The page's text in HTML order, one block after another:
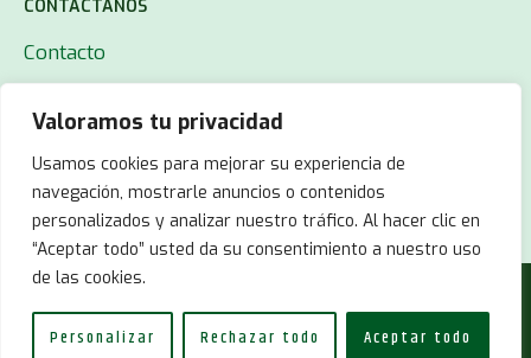
Valoramos tu privacidad
Usamos cookies para mejorar su experiencia de
navegación, mostrarle anuncios o contenidos
personalizados y analizar nuestro tráfico. Al hacer clic en
“Aceptar todo” usted da su consentimiento a nuestro uso
de las cookies.
Personalizar Rechazar todo Aceptar todo
CONTÁCTANOS
Contacto